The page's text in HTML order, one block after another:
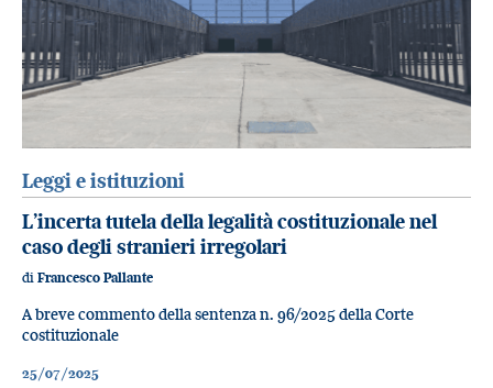
Leggi e istituzioni
L’incerta tutela della legalità costituzionale nel
caso degli stranieri irregolari
di Francesco Pallante
A breve commento della sentenza n. 96/2025 della Corte
costituzionale
25/07/2025